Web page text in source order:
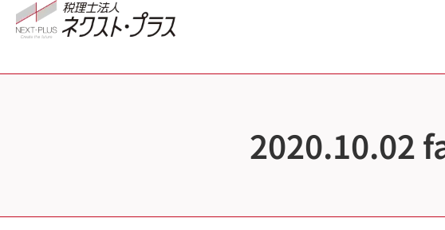
2020.10.02